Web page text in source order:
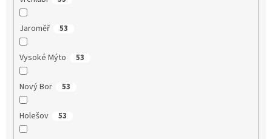
Jaroměř 53
Vysoké Mýto 53
Nový Bor 53
Holešov 53